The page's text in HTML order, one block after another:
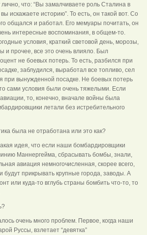
что: “Вы замалчиваете роль Сталина в
искажаете историю”. То есть, он такой вот. Со
общался и работал. Его мемуары почитать, он
интересные воспоминания, в общем-то.
условия, краткий световой день, морозы,
и прочее, все это очень влияло. Был
не боевых потерь. То есть, разбился при
заблудился, выработал все топливо, сел
при вынужденной посадке. Не боевых потерь
сами условия были очень тяжелыми. Если
то, конечно, вначале войны была
летали без истребительного
была не отработана или это как?
идея, что если наши бомбардировщики
Маннергейма, сбрасывать бомбы, знали,
авиация немногочисленная, скорее всего,
будут прикрывать крупные города, заводы. А
или куда-то вглубь страны бомбить что-то, то
очень много проблем. Первое, когда наши
Руссы, взлетает “девятка”